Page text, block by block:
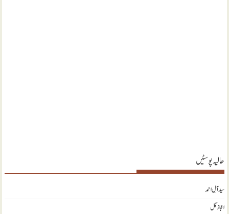
حالیہ پوسٹیں
سید آلِ احمد
اعجاز گل